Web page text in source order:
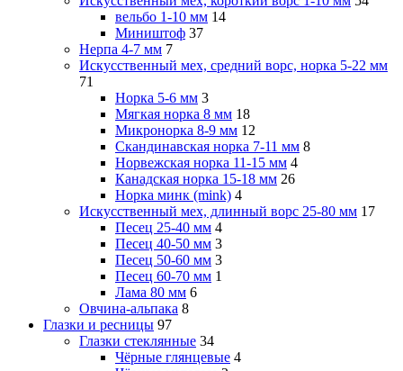
вельбо 1-10 мм 14
Миништоф 37
Нерпа 4-7 мм 7
Искусственный мех, средний ворс, норка 5-22 мм
71
Норка 5-6 мм 3
Мягкая норка 8 мм 18
Микронорка 8-9 мм 12
Скандинавская норка 7-11 мм 8
Норвежская норка 11-15 мм 4
Канадская норка 15-18 мм 26
Норка минк (mink) 4
Искусственный мех, длинный ворс 25-80 мм 17
Песец 25-40 мм 4
Песец 40-50 мм 3
Песец 50-60 мм 3
Песец 60-70 мм 1
Лама 80 мм 6
Овчина-альпака 8
Глазки и ресницы 97
Глазки стеклянные 34
Чёрные глянцевые 4